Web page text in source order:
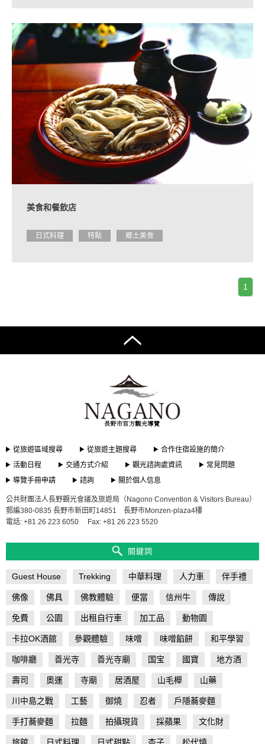
美食和餐飲店
日式料理 特點 鄉土美食
1
從旅遊區域搜尋 從旅遊主題搜尋
合作住宿設施的簡介
活動日程
交通方式介紹 觀光諮詢處資訊
常見問題
導覽手冊申請
諮詢 關於個人信息
公共財團法人長野觀光會議及旅遊局（Nagono Convention & Visitors Bureau）
郵編380-0835 長野市新田町14851 長野市Monzen-plaza4樓
電話: +81 26 223 6050
Fax: +81 26 223 5520
關鍵詞
Guest House Trekking 中華料理 人力車 伴手禮
佛像 佛具 佛教體驗 便當 信州牛 傳說
免費 公園 出租自行車 加工品 動物園
卡拉OK酒館 參觀體驗 味噌 味噌餡餅 和平學習
咖啡廳 善光寺 善光寺廟 国宝 國寶 地方酒
壽司 奧運 寺廟 居酒屋 山毛櫸 山藥
川中島之戰 工藝 御燒 忍者 戶隱蕎麥麵
手打蕎麥麵 拉麵 拍攝現貨 採蘋果 文化財